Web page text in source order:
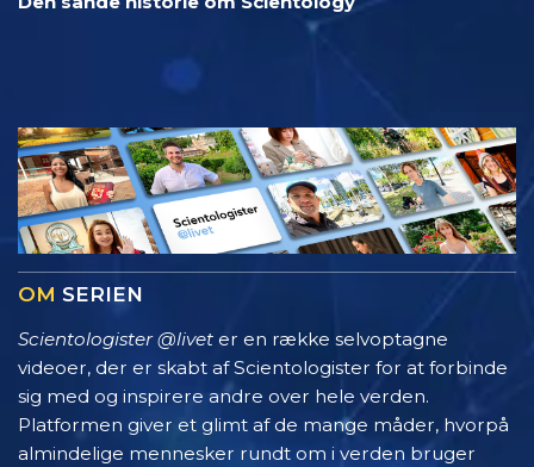
OM SERIEN
Scientologister @livet er en række selvoptagne
videoer, der er skabt af Scientologister for at forbinde
sig med og inspirere andre over hele verden.
Platformen giver et glimt af de mange måder, hvorpå
almindelige mennesker rundt om i verden bruger